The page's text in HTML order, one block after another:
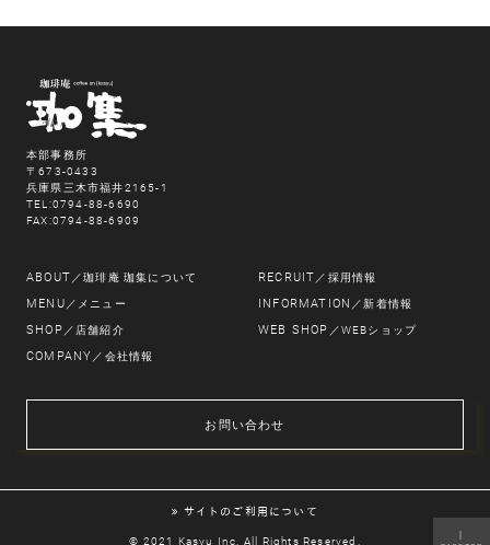
｜
本部事務所
〒673-0433
兵庫県三木市福井2165-1
TEL:0794-88-6690
FAX:0794-88-6909
ABOUT ／珈琲庵 珈集について RECRUIT ／採用情報
MENU ／メニュー INFORMATION ／新着情報
SHOP ／店舗紹介 WEB SHOP ／WEBショップ
COMPANY ／会社情報
お問い合わせ
サイトのご利用について
© 2021 Kasyu Inc. All Rights Reserved.